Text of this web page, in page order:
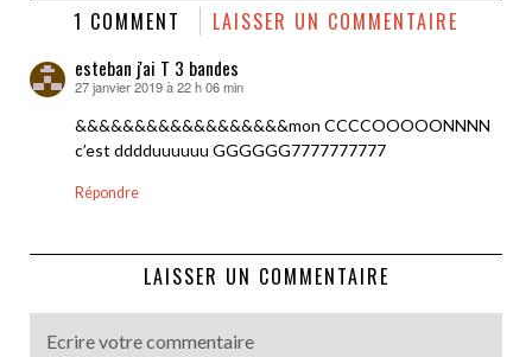
1 COMMENT LAISSER UN COMMENTAIRE
esteban j'ai T 3 bandes
dit :
27 janvier 2019 à 22 h 06 min
&&&&&&&&&&&&&&&&&&mon CCCCOOOOONNNN
c’est dddduuuuuu GGGGGG7777777777
Répondre
LAISSER UN COMMENTAIRE